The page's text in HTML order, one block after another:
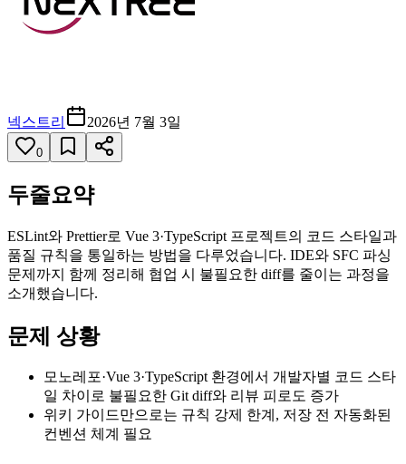
넥스트리 2026년 7월 3일
0
두줄요약
ESLint와 Prettier로 Vue 3·TypeScript 프로젝트의 코드 스타일과
품질 규칙을 통일하는 방법을 다루었습니다. IDE와 SFC 파싱
문제까지 함께 정리해 협업 시 불필요한 diff를 줄이는 과정을
소개했습니다.
문제 상황
모노레포·Vue 3·TypeScript 환경에서 개발자별 코드 스타
일 차이로 불필요한 Git diff와 리뷰 피로도 증가
위키 가이드만으로는 규칙 강제 한계, 저장 전 자동화된
컨벤션 체계 필요